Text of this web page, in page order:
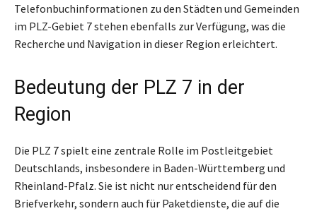
Telefonbuchinformationen zu den Städten und Gemeinden
im PLZ-Gebiet 7 stehen ebenfalls zur Verfügung, was die
Recherche und Navigation in dieser Region erleichtert.
Bedeutung der PLZ 7 in der
Region
Die PLZ 7 spielt eine zentrale Rolle im Postleitgebiet
Deutschlands, insbesondere in Baden-Württemberg und
Rheinland-Pfalz. Sie ist nicht nur entscheidend für den
Briefverkehr, sondern auch für Paketdienste, die auf die